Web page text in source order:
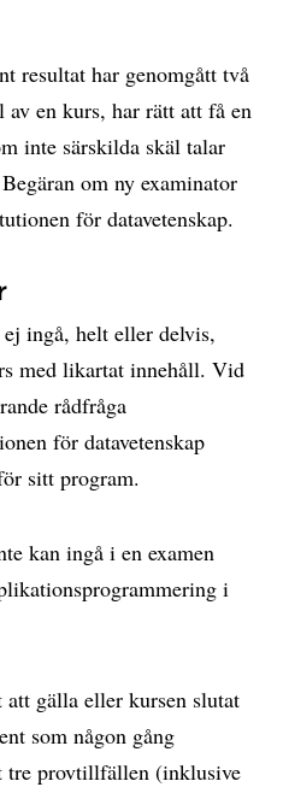
resultat har genomgått två
en kurs, har rätt att få en
inte särskilda skäl talar
om ny examinator
för datavetenskap.
ingå, helt eller delvis,
med likartat innehåll. Vid
rådfråga
för datavetenskap
sitt program.
kan ingå i en examen
i
gälla eller kursen slutat
som någon gång
tre provtillfällen (inklusive